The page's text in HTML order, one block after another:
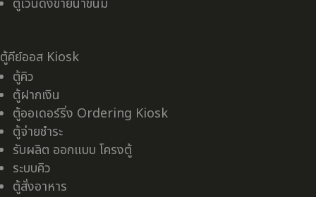
ตู้เวนดิ้งขายน้ำขนม
ตู้คีย์ออส Kiosk
ตู้คิว
ตู้ฝากเงิน
ตู้ออเดอร์ริ่ง Ordering Kiosk
ตู้จ่ายชำระ
รับผลิต ออกแบบ โครงตู้
ระบบคิว
ตู้สั่งอาหาร